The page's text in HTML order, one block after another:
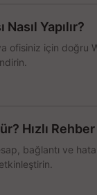
Yapılır?
ofisiniz için doğru
Hızlı Rehber
bağlantı ve hata